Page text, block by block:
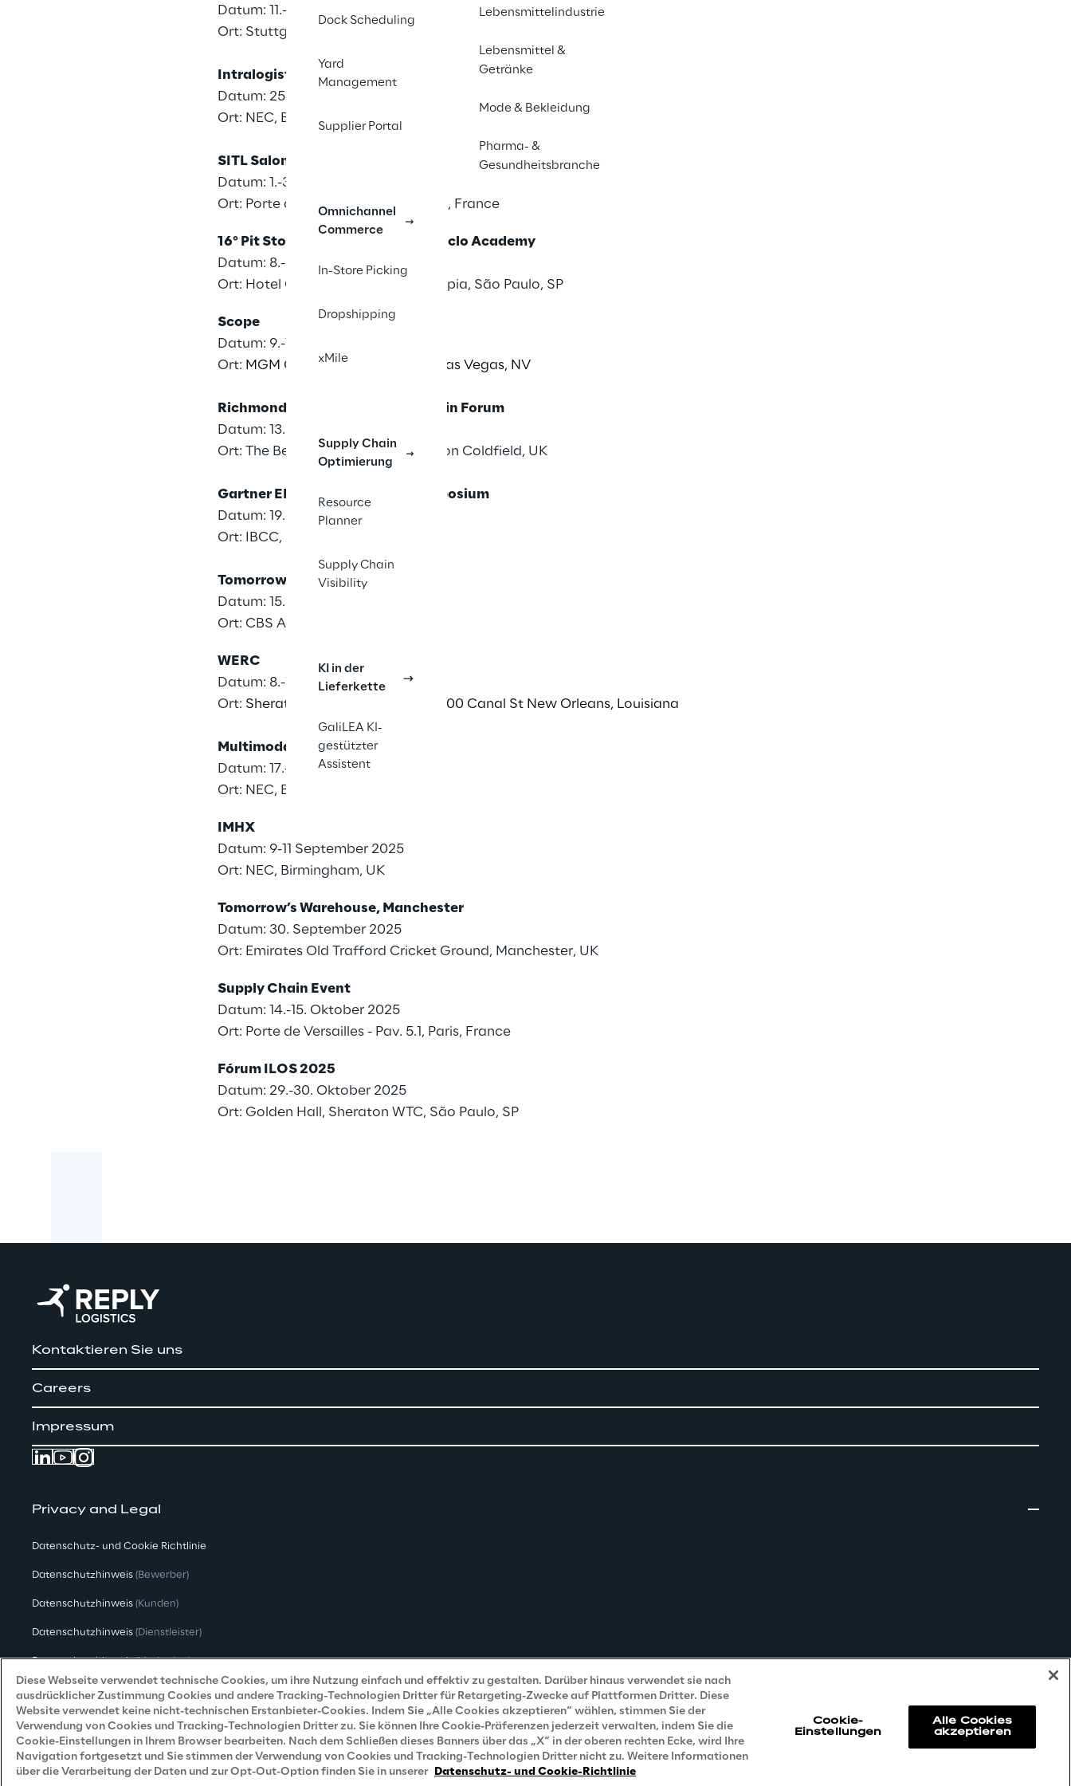
Dock Scheduling
Yard
Management
Supplier Portal
Omnichannel
Commerce
In-Store Picking
Dropshipping
xMile
Supply Chain
Optimierung
Resource
Planner
Supply Chain
Visibility
KI in der
Lieferkette
GaliLEA KI-
gestützter
Assistent
Lebensmittelindustrie
Lebensmittel &
Getränke
Mode & Bekleidung
Pharma- &
Gesundheitsbranche
Datum: 11.-13. März 2025
Ort: Stuttgart Trade Fair Centre, Stuttgart, Germany
Intralogistex
Datum: 25. & 26. März 2025
Ort: NEC, Birmingham, UK
SITL Salon International du Transport & Logistique
Datum: 1.-3. April 2025
Ort: Porte de Versailles - Pav. 1, Paris, France
16° Pit Stop Ciclo Supply Chain, Ciclo Academy
Datum: 8.-9. April 2025
Ort: Hotel Grand Mercure, Vila Olímpia, São Paulo, SP
Scope
Datum: 9.-11. April 2025
Ort: MGM Grand Resort & Casino, Las Vegas, NV
Richmond Logistics & Supply Chain Forum
Datum: 13. Mai 2025
Ort: The Belfry Hotel & Resort, Sutton Coldfield, UK
Gartner EMEA Supply Chain Symposium
Datum: 19.-21- Mai 2025
Ort: IBCC, Barcelona, Spain
Tomorrow’s Warehouse, Coventry
Datum: 15. Mai 2025
Ort: CBS Arena, Coventry, UK
WERC
Datum: 8.-11. Juni 2025
Ort: Sheraton New Orleans Hotel, 500 Canal St New Orleans, Louisiana
Multimodal
Datum: 17.-19. Juni 2025
Ort: NEC, Birmingham, UK
IMHX
Datum: 9-11 September 2025
Ort: NEC, Birmingham, UK
Tomorrow’s Warehouse, Manchester
Datum: 30. September 2025
Ort: Emirates Old Trafford Cricket Ground, Manchester, UK
Supply Chain Event
Datum: 14.-15. Oktober 2025
Ort: Porte de Versailles - Pav. 5.1, Paris, France
Fórum ILOS 2025
Datum: 29.-30. Oktober 2025
Ort: Golden Hall, Sheraton WTC, São Paulo, SP
Kontaktieren Sie uns
Careers
Impressum
Privacy and Legal
Datenschutz- und Cookie Richtlinie
Datenschutzhinweis (Bewerber)
Datenschutzhinweis (Kunden)
Datenschutzhinweis (Dienstleister)
Datenschutzhinweis(Marketing)
Grundsatzerklärung - LKSG (Deutschland)
Reply © 2026
Diese Webseite verwendet technische Cookies, um ihre Nutzung einfach und effektiv zu gestalten. Darüber hinaus verwendet sie nach
ausdrücklicher Zustimmung Cookies und andere Tracking-Technologien Dritter für Retargeting-Zwecke auf Plattformen Dritter. Diese
Website verwendet keine nicht-technischen Erstanbieter-Cookies. Indem Sie „Alle Cookies akzeptieren“ wählen, stimmen Sie der
Verwendung von Cookies und Tracking-Technologien Dritter zu. Sie können Ihre Cookie-Präferenzen jederzeit verwalten, indem Sie die
Cookie-Einstellungen in Ihrem Browser bearbeiten. Nach dem Schließen dieses Banners über das „X“ in der oberen rechten Ecke, wird Ihre
Navigation fortgesetzt und Sie stimmen der Verwendung von Cookies und Tracking-Technologien Dritter nicht zu. Weitere Informationen
über die Verarbeitung der Daten und zur Opt-Out-Option finden Sie in unserer Datenschutz- und Cookie-Richtlinie
Cookie-
Einstellungen
Alle Cookies
akzeptieren